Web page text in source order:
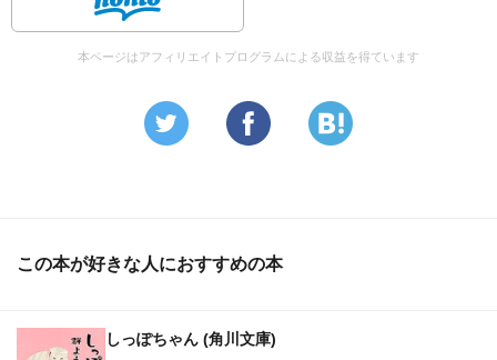
本ページはアフィリエイトプログラムによる収益を得ています
この本が好きな人におすすめの本
しっぽちゃん (角川文庫)